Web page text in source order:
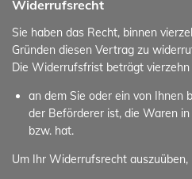
Widerrufsrecht
Sie haben das Recht, binnen
Gründen diesen Vertrag zu
Die Widerrufsfrist beträgt vierzehn
an dem Sie oder ein von Ihnen
der Beförderer ist, die Waren
bzw. hat.
Um Ihr Widerrufsrecht auszuüben,